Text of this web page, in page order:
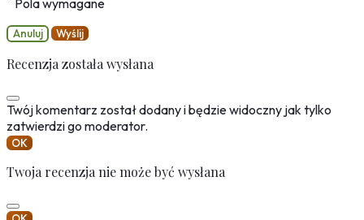
Pola wymagane
Anuluj Wyślij
Recenzja została wysłana
Twój komentarz został dodany i będzie widoczny jak tylko
zatwierdzi go moderator.
OK
Twoja recenzja nie może być wysłana